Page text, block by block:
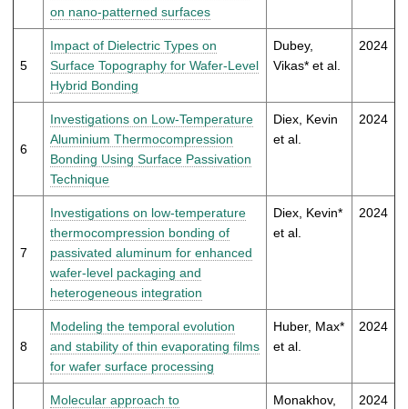
on nano-patterned surfaces
5
Impact of Dielectric Types on
Surface Topography for Wafer-Level
Hybrid Bonding
Dubey,
Vikas* et al.
2024
6
Investigations on Low-Temperature
Aluminium Thermocompression
Bonding Using Surface Passivation
Technique
Diex, Kevin
et al.
2024
7
Investigations on low-temperature
thermocompression bonding of
passivated aluminum for enhanced
wafer-level packaging and
heterogeneous integration
Diex, Kevin*
et al.
2024
8
Modeling the temporal evolution
and stability of thin evaporating films
for wafer surface processing
Huber, Max*
et al.
2024
Molecular approach to
Monakhov,
2024